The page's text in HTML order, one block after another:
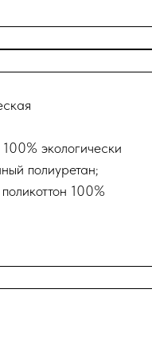
экологически
полиуретан;
100%